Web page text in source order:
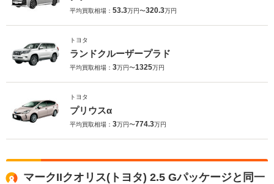
平均買取相場： 53.3万円〜320.3万円
トヨタ
ランドクルーザープラド
平均買取相場： 3万円〜1325万円
トヨタ
プリウスα
平均買取相場： 3万円〜774.3万円
マークIIクオリス(トヨタ) 2.5 Gパッケージと同一